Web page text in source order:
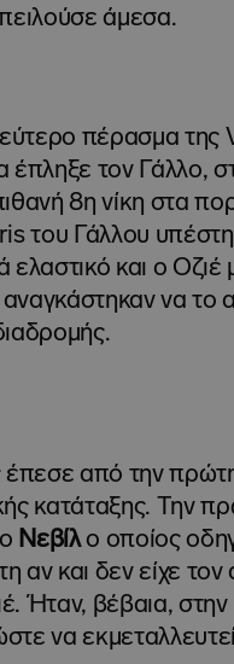
άμεσα.
πέρασμα της
έπληξε τον Γάλλο,
8η νίκη στα
του Γάλλου
ελαστικό και ο Οζιέ
να το
έπεσε από την
κατάταξης. Την
Νεβίλο οποίος
αν και δεν είχε τον
Ήταν, βέβαια, στην
να